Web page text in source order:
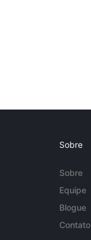
Sobre
Sobre
Equipe
Blogue
Contato